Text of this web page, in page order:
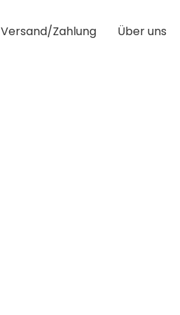
Versand/Zahlung Über uns